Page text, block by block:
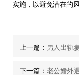
实施，以避免潜在的
上一篇： 男人出轨
下一篇：老公婚外